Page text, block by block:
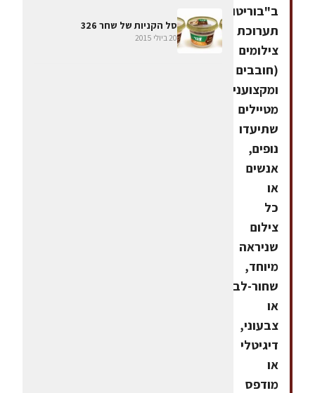
ב"בוריטוס"
תערוכת
צילומים
(חובבים
ומקצוענים).
מטיילים
שתיעדו
נופים,
אנשים
או
כל
צילום
שניראה
מיוחד,
שחור-לבן
או
צבעוני,
דיגיטלי
או
מודפס
סל הקניות של שחר 326
20 ביולי 2015